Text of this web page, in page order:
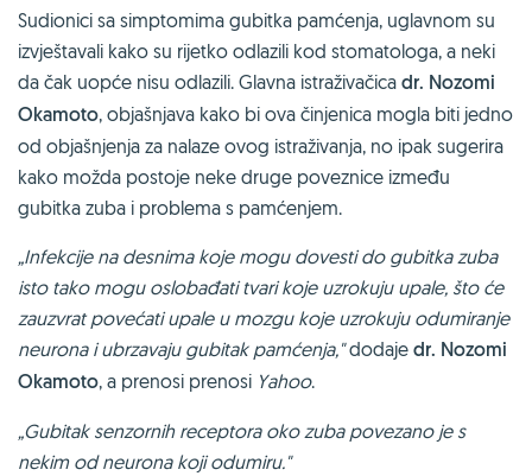
Sudionici sa simptomima gubitka pamćenja, uglavnom su
izvještavali kako su rijetko odlazili kod stomatologa, a neki
da čak uopće nisu odlazili. Glavna istraživačica dr. Nozomi
Okamoto, objašnjava kako bi ova činjenica mogla biti jedno
od objašnjenja za nalaze ovog istraživanja, no ipak sugerira
kako možda postoje neke druge poveznice između
gubitka zuba i problema s pamćenjem.
„Infekcije na desnima koje mogu dovesti do gubitka zuba
isto tako mogu oslobađati tvari koje uzrokuju upale, što će
zauzvrat povećati upale u mozgu koje uzrokuju odumiranje
neurona i ubrzavaju gubitak pamćenja,"dodaje dr. Nozomi
Okamoto, a prenosi prenosi Yahoo.
„Gubitak senzornih receptora oko zuba povezano je s
nekim od neurona koji odumiru."